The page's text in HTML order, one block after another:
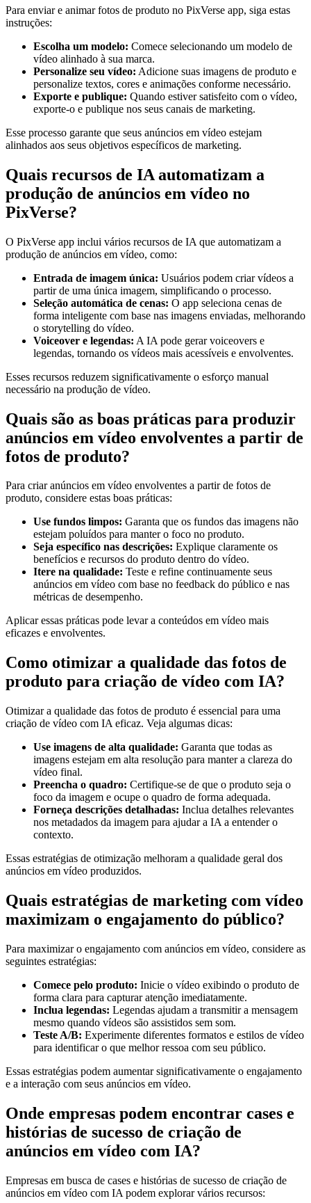
Para enviar e animar fotos de produto no PixVerse app, siga estas
instruções:
Escolha um modelo: Comece selecionando um modelo de
vídeo alinhado à sua marca.
Personalize seu vídeo: Adicione suas imagens de produto e
personalize textos, cores e animações conforme necessário.
Exporte e publique: Quando estiver satisfeito com o vídeo,
exporte-o e publique nos seus canais de marketing.
Esse processo garante que seus anúncios em vídeo estejam
alinhados aos seus objetivos específicos de marketing.
Quais recursos de IA automatizam a
produção de anúncios em vídeo no
PixVerse?
O PixVerse app inclui vários recursos de IA que automatizam a
produção de anúncios em vídeo, como:
Entrada de imagem única: Usuários podem criar vídeos a
partir de uma única imagem, simplificando o processo.
Seleção automática de cenas: O app seleciona cenas de
forma inteligente com base nas imagens enviadas, melhorando
o storytelling do vídeo.
Voiceover e legendas: A IA pode gerar voiceovers e
legendas, tornando os vídeos mais acessíveis e envolventes.
Esses recursos reduzem significativamente o esforço manual
necessário na produção de vídeo.
Quais são as boas práticas para produzir
anúncios em vídeo envolventes a partir de
fotos de produto?
Para criar anúncios em vídeo envolventes a partir de fotos de
produto, considere estas boas práticas:
Use fundos limpos: Garanta que os fundos das imagens não
estejam poluídos para manter o foco no produto.
Seja específico nas descrições: Explique claramente os
benefícios e recursos do produto dentro do vídeo.
Itere na qualidade: Teste e refine continuamente seus
anúncios em vídeo com base no feedback do público e nas
métricas de desempenho.
Aplicar essas práticas pode levar a conteúdos em vídeo mais
eficazes e envolventes.
Como otimizar a qualidade das fotos de
produto para criação de vídeo com IA?
Otimizar a qualidade das fotos de produto é essencial para uma
criação de vídeo com IA eficaz. Veja algumas dicas:
Use imagens de alta qualidade: Garanta que todas as
imagens estejam em alta resolução para manter a clareza do
vídeo final.
Preencha o quadro: Certifique-se de que o produto seja o
foco da imagem e ocupe o quadro de forma adequada.
Forneça descrições detalhadas: Inclua detalhes relevantes
nos metadados da imagem para ajudar a IA a entender o
contexto.
Essas estratégias de otimização melhoram a qualidade geral dos
anúncios em vídeo produzidos.
Quais estratégias de marketing com vídeo
maximizam o engajamento do público?
Para maximizar o engajamento com anúncios em vídeo, considere as
seguintes estratégias:
Comece pelo produto: Inicie o vídeo exibindo o produto de
forma clara para capturar atenção imediatamente.
Inclua legendas: Legendas ajudam a transmitir a mensagem
mesmo quando vídeos são assistidos sem som.
Teste A/B: Experimente diferentes formatos e estilos de vídeo
para identificar o que melhor ressoa com seu público.
Essas estratégias podem aumentar significativamente o engajamento
e a interação com seus anúncios em vídeo.
Onde empresas podem encontrar cases e
histórias de sucesso de criação de
anúncios em vídeo com IA?
Empresas em busca de cases e histórias de sucesso de criação de
anúncios em vídeo com IA podem explorar vários recursos: